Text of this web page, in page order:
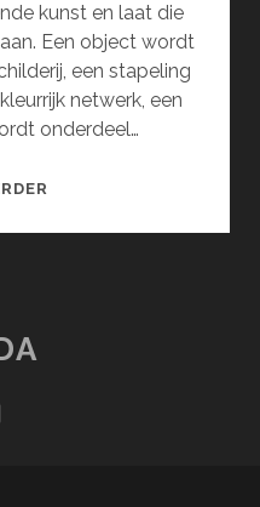
kunst en laat die
Een object wordt
een stapeling
netwerk, een
onderdeel…
facebook